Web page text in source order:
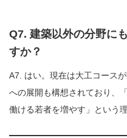
Q7. 建築以外の分野に
すか？
A7. はい。現在は大工コース
への展開も構想されており、
働ける若者を増やす」という